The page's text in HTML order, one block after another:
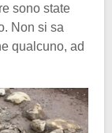
sono state
Non si sa
qualcuno, ad